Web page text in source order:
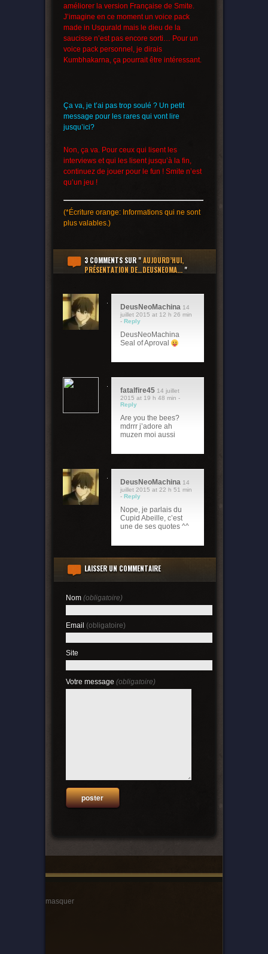
améliorer la version Française de Smite.
J’imagine en ce moment un voice pack
made in Usgurald mais le dieu de la
saucisse n’est pas encore sorti… Pour un
voice pack personnel, je dirais
Kumbhakarna, ça pourrait être intéressant.
Ça va, je t’ai pas trop soulé ? Un petit
message pour les rares qui vont lire
jusqu’ici?
Non, ça va. Pour ceux qui lisent les
interviews et qui les lisent jusqu’à la fin,
continuez de jouer pour le fun ! Smite n’est
qu’un jeu !
(*Écriture orange: Informations qui ne sont
plus valables.)
3 COMMENTSSUR "AUJOURD’HUI,
PRÉSENTATION DE…DEUSNEOMA..."
DeusNeoMachina 14
juillet 2015 at 12 h 26 min
- Reply
DeusNeoMachina
Seal of Aproval
fatalfire45 14 juillet
2015 at 19 h 48 min -
Reply
Are you the bees?
mdrrr j’adore ah
muzen moi aussi
DeusNeoMachina 14
juillet 2015 at 22 h 51 min
- Reply
Nope, je parlais du
Cupid Abeille, c’est
une de ses quotes ^^
LAISSER UN COMMENTAIRE
Nom (obligatoire)
Email (obligatoire)
Site
Votre message (obligatoire)
masquer